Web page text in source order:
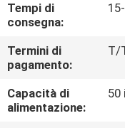
CHIEDI UN
PREVENTIVO
Tempi di
consegna:
Termini di
pagamento:
T/
Capacità di
alimentazione:
50